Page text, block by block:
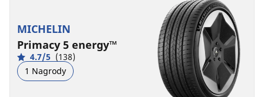
MICHELIN
Primacy 5 energy™
4.7/5 (138)
1 Nagrody